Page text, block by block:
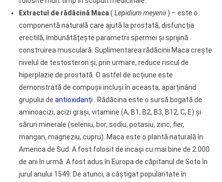
Extractul de rădăcină Maca ( Lepidium meyenii) – este o
componentă naturală care ajută la prostată, disfuncția
erectilă, îmbunătățește parametrii spermei și sprijină
construirea musculară. Suplimentarea rădăcinii Maca crește
nivelul de testosteron și, prin urmare, reduce riscul de
hiperplazie de prostată. O astfel de acțiune este
demonstrată de compușii incluși în aceasta, aparținând
grupului de antioxidanți . Rădăcina este o sursă bogată de
aminoacizi, acizi grași, vitamine (A, B1, B2, B3, B12, C, E) și
săruri minerale (seleniu, bor, sodiu, potasiu, zinc, fier,
mangan, magneziu, cupru). Maca este o plantă naturală în
America de Sud. A fost folosit de incași cu mai bine de 2.000
de ani în urmă. A fost adus în Europa de căpitanul de Soto în
jurul anului 1549. De atunci, a câștigat popularitate în